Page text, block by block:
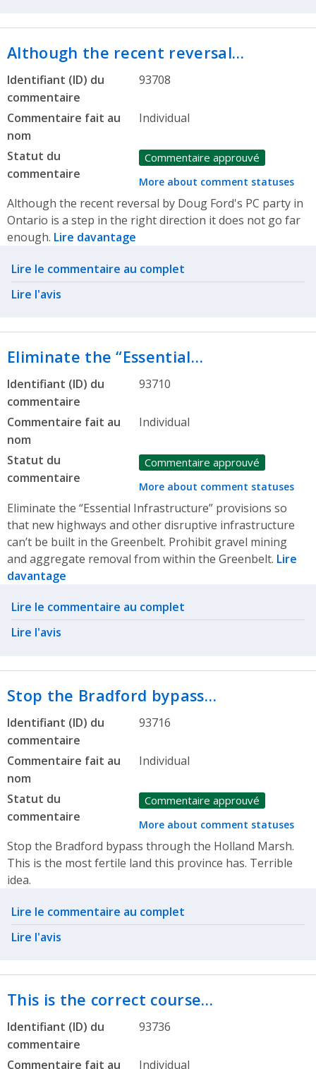
Although the recent reversal…
Identifiant (ID) du
commentaire
93708
Commentaire fait au
nom
Individual
Statut du
commentaire
Commentaire approuvé
More about comment statuses
Although the recent reversal by Doug Ford's PC party in
Ontario is a step in the right direction it does not go far
enough. Lire davantage
Related actions
Lire le commentaire au complet
Lire l'avis
Eliminate the “Essential…
Identifiant (ID) du
commentaire
93710
Commentaire fait au
nom
Individual
Statut du
commentaire
Commentaire approuvé
More about comment statuses
Eliminate the “Essential Infrastructure” provisions so
that new highways and other disruptive infrastructure
can’t be built in the Greenbelt. Prohibit gravel mining
and aggregate removal from within the Greenbelt. Lire
davantage
Related actions
Lire le commentaire au complet
Lire l'avis
Stop the Bradford bypass…
Identifiant (ID) du
commentaire
93716
Commentaire fait au
nom
Individual
Statut du
commentaire
Commentaire approuvé
More about comment statuses
Stop the Bradford bypass through the Holland Marsh.
This is the most fertile land this province has. Terrible
idea.
Related actions
Lire le commentaire au complet
Lire l'avis
This is the correct course…
Identifiant (ID) du
commentaire
93736
Commentaire fait au Individual